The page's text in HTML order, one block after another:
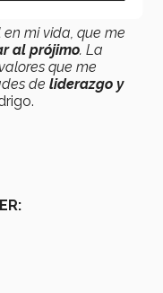
mi vida, que me
al prójimo. La
que me
de liderazgo y